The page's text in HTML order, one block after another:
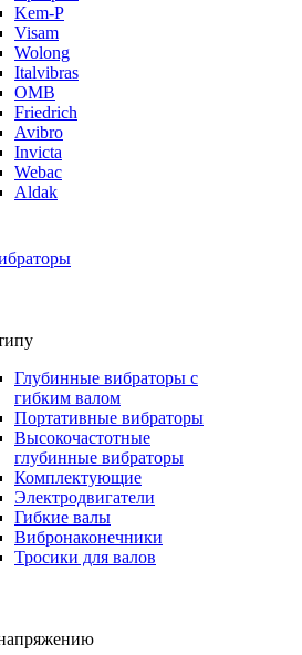
Kem-P
Visam
Wolong
Italvibras
OMB
Friedrich
Avibro
Invicta
Webac
Aldak
Глубинные вибраторы с
гибким валом
Портативные вибраторы
Высокочастотные
глубинные вибраторы
Комплектующие
Электродвигатели
Гибкие валы
Вибронаконечники
Тросики для валов